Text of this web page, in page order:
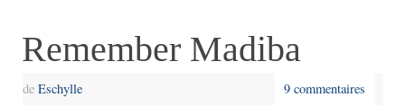
Remember Madiba
deEschylle 9 commentaires